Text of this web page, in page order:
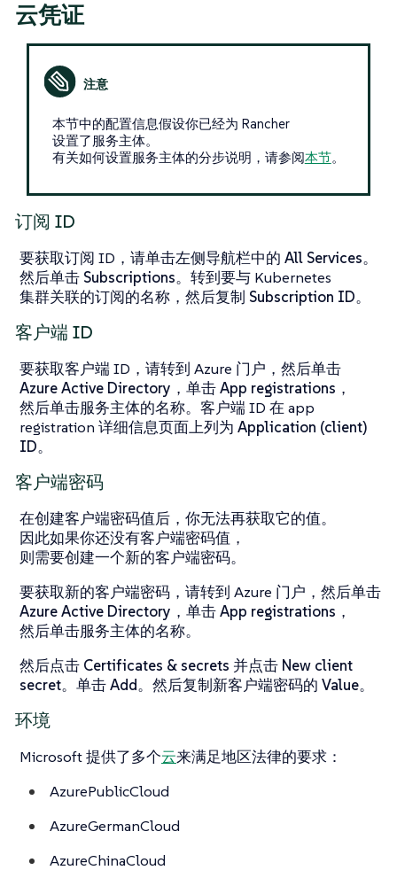
云凭证
本节中的配置信息假设你已经为 Rancher
设置了服务主体。
有关如何设置服务主体的分步说明，请参阅本节。
订阅 ID
要获取订阅 ID，请单击左侧导航栏中的 All Services。
然后单击 Subscriptions。转到要与 Kubernetes
集群关联的订阅的名称，然后复制 Subscription ID。
客户端 ID
要获取客户端 ID，请转到 Azure 门户，然后单击
Azure Active Directory ，单击App registrations ，
然后单击服务主体的名称。客户端 ID 在 app
registration 详细信息页面上列为 Application (client)
ID。
客户端密码
在创建客户端密码值后，你无法再获取它的值。
因此如果你还没有客户端密码值，
则需要创建一个新的客户端密码。
要获取新的客户端密码，请转到 Azure 门户，然后单击
Azure Active Directory ，单击App registrations ，
然后单击服务主体的名称。
然后点击 Certificates & secrets 并点击 New client
secret。单击Add。然后复制新客户端密码的 Value。
环境
Microsoft 提供了多个云来满足地区法律的要求：
AzurePublicCloud
AzureGermanCloud
AzureChinaCloud